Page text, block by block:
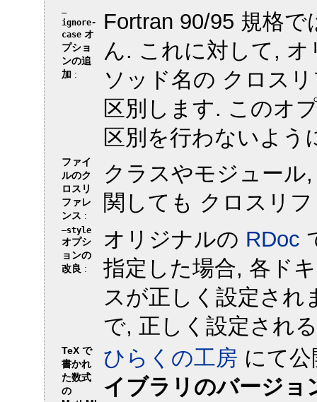
—
ignore-
case オ
プショ
ンの追
加 :
Fortran 90/95 規格
ん. これに対して,
ソッド名の クロス
区別します. このオ
区別を行わないよう
ファイ
ルのク
ロスリ
ファレ
ンス :
クラスやモジュール
関しても クロスリ
—style
オプシ
ョンの
改良 :
オリジナルの RDoc
指定した場合, 各ド
スが正しく設定され
で, 正しく設定され
TeX で
書かれ
た数式
の
ひらくの工房 にて
イブラリのバージョ